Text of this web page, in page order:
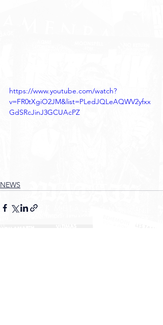
https://www.youtube.com/watch?
v=FR0tXgiO2JM&list=PLedJQLeAQWV2yfxx
GdSRcJinJ3GCUAcPZ
NEWS